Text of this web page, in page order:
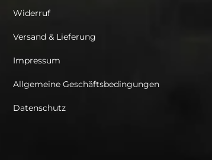
Widerruf
Versand & Lieferung
Impressum
Allgemeine Geschäftsbedingungen
Datenschutz